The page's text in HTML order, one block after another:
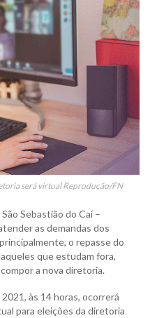
será virtual Reprodução/FN
Sebastião do Caí –
as demandas dos
o repasse do
que estudam fora,
a nova diretoria.
às 14 horas, ocorrerá
para eleições da diretoria